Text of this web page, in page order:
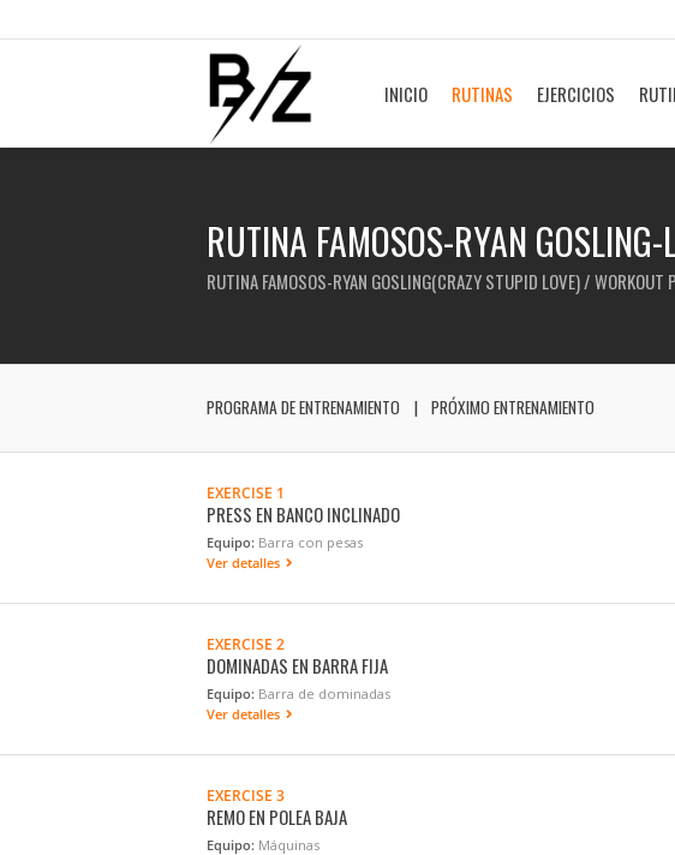
INICIO RUTINAS EJERCICIOS
RUTINA FAMOSOS-RYAN
RUTINA FAMOSOS-RYAN GOSLING(CRAZY STUPID LOVE) / WORKOUT
PROGRAMA DE ENTRENAMIENTO PRÓXIMO ENTRENAMIENTO
EXERCISE 1
PRESS EN BANCO INCLINADO
Equipo: Barra con pesas
Ver detalles
EXERCISE 2
DOMINADAS EN BARRA FIJA
Equipo: Barra de dominadas
Ver detalles
EXERCISE 3
REMO EN POLEA BAJA
Equipo: Máquinas